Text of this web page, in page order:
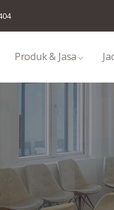
Produk & Jasa